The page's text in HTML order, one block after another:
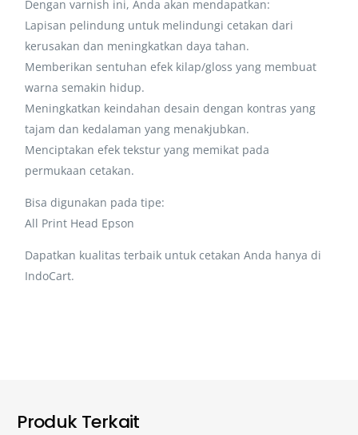
Dengan varnish ini, Anda akan mendapatkan:
Lapisan pelindung untuk melindungi cetakan dari
kerusakan dan meningkatkan daya tahan.
Memberikan sentuhan efek kilap/gloss yang membuat
warna semakin hidup.
Meningkatkan keindahan desain dengan kontras yang
tajam dan kedalaman yang menakjubkan.
Menciptakan efek tekstur yang memikat pada
permukaan cetakan.
Bisa digunakan pada tipe:
All Print Head Epson
Dapatkan kualitas terbaik untuk cetakan Anda hanya di
IndoCart.
Produk Terkait